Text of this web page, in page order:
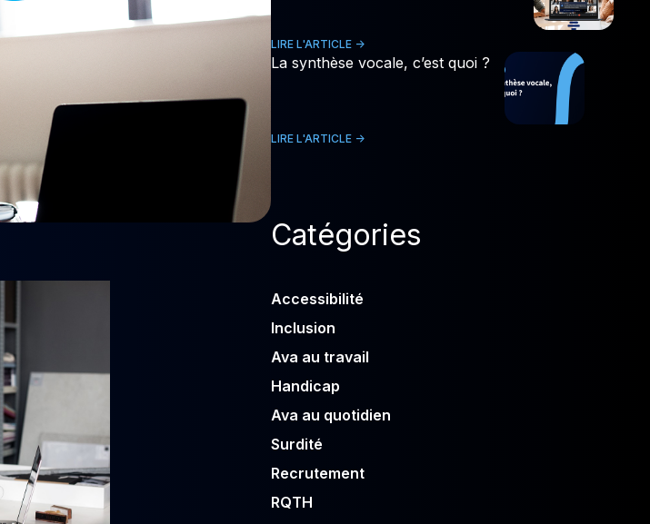
LIRE L'ARTICLE ->
La synthèse vocale, c’est quoi ?
LIRE L'ARTICLE ->
Catégories
Accessibilité
Inclusion
Ava au travail
Handicap
Ava au quotidien
Surdité
Recrutement
RQTH